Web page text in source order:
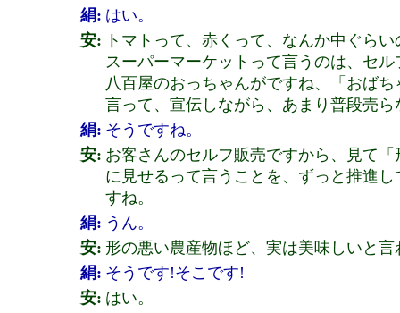
絹: はい。
安: トマトって、赤くって、なんか中ぐら
スーパーマーケットって言うのは、セ
八百屋のおっちゃんがですね、「おば
言って、宣伝しながら、あまり普段売
絹: そうですね。
安: お客さんのセルフ販売ですから、見て
に見せるって言うことを、ずっと推進
すね。
絹: うん。
安: 形の悪い農産物ほど、実は美味しいと
絹: そうです!そこです!
安: はい。